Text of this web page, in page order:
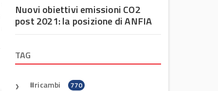
Nuovi obiettivi emissioni CO2
post 2021: la posizione di ANFIA
TAG
ricambi 770